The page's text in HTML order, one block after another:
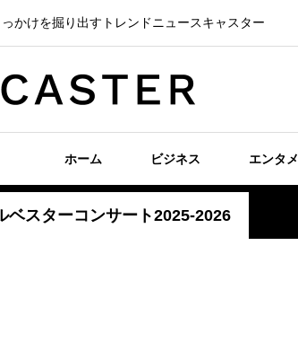
っかけを掘り出すトレンドニュースキャスター
ホーム ビジネス エンタメ
ベスターコンサート2025-2026